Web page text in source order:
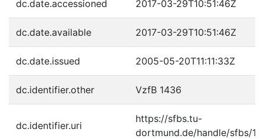
dc.date.accessioned 2017-03-29T10:51:46Z
dc.date.available 2017-03-29T10:51:46Z
dc.date.issued 2005-05-20T11:11:33Z
dc.identifier.other VzfB 1436
dc.identifier.uri
https://sfbs.tu-
dortmund.de/handle/sfbs/